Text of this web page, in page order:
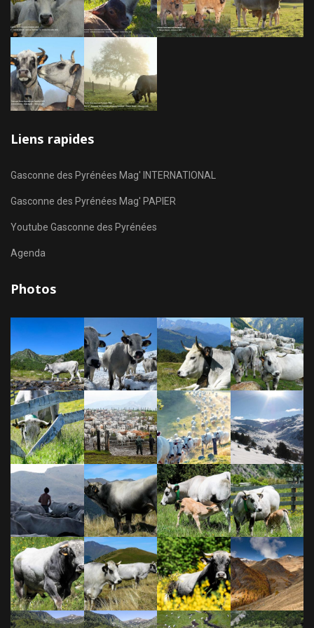
Liens rapides
Gasconne des Pyrénées Mag' INTERNATIONAL
Gasconne des Pyrénées Mag' PAPIER
Youtube Gasconne des Pyrénées
Agenda
Photos